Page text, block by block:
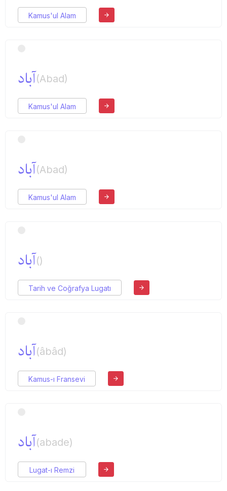
Kamus'ul Alam
آباد(Abad)
Kamus'ul Alam
آباد(Abad)
Kamus'ul Alam
آباد()
Tarih ve Coğrafya Lugatı
آباد(âbâd)
Kamus-ı Fransevi
آباد(abade)
Lugat-ı Remzi